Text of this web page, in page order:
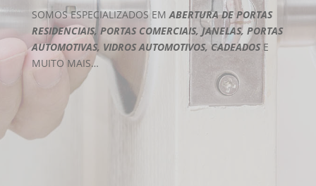
SOMOS ESPECIALIZADOS EM ABERTURA DE PORTAS
RESIDENCIAIS, PORTAS COMERCIAIS, JANELAS, PORTAS
AUTOMOTIVAS, VIDROS AUTOMOTIVOS, CADEADOS E
MUITO MAIS…